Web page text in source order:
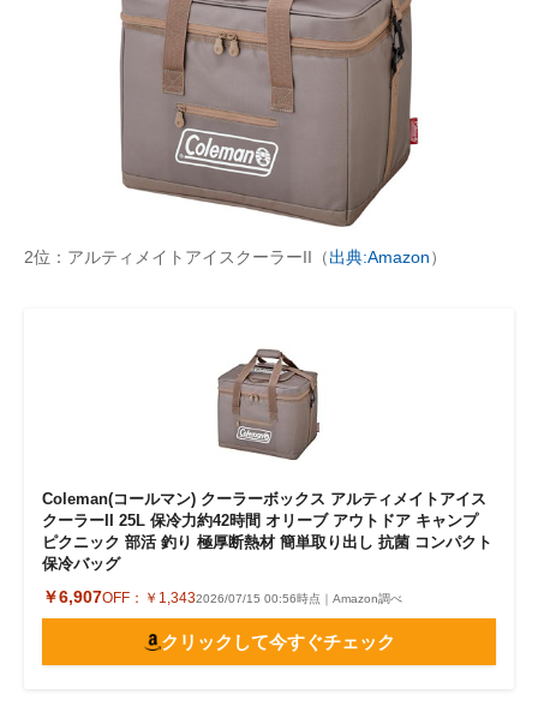
2位：アルティメイトアイスクーラーII（出典:Amazon）
Coleman(コールマン) クーラーボックス アルティメイトアイス
クーラーII 25L 保冷力約42時間 オリーブ アウトドア キャンプ
ピクニック 部活 釣り 極厚断熱材 簡単取り出し 抗菌 コンパクト
保冷バッグ
￥6,907OFF： ￥1,3432026/07/15 00:56時点｜Amazon調べ
クリックして今すぐチェック